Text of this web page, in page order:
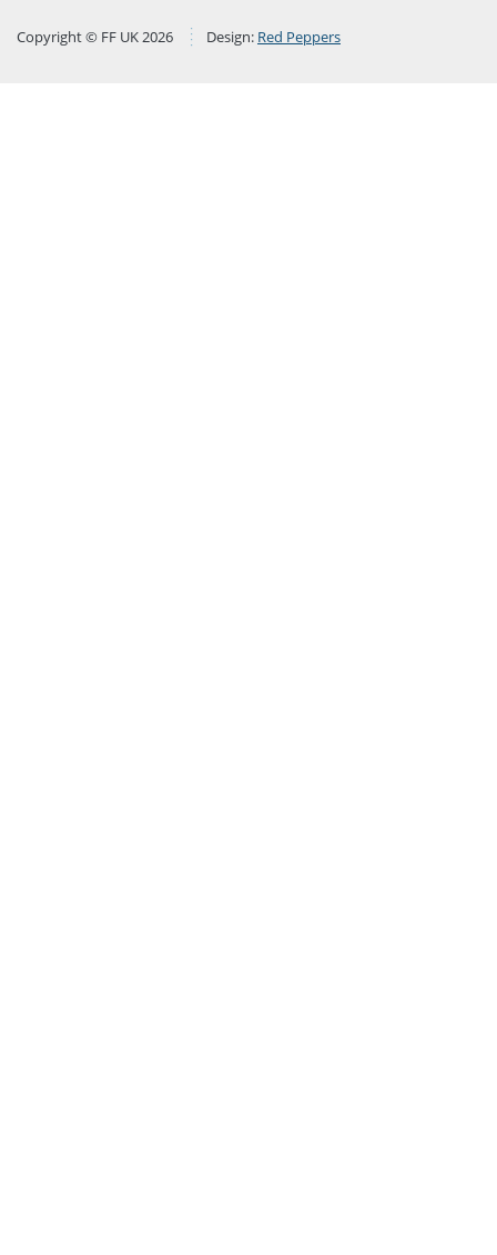
Copyright © FF UK 2026 Design: Red Peppers